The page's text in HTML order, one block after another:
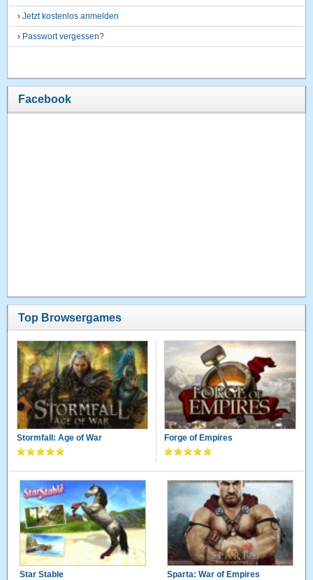
›Jetzt kostenlos anmelden
› Passwort vergessen?
Facebook
Top Browsergames
Stormfall: Age of War Forge of Empires
Star Stable Sparta: War of Empires